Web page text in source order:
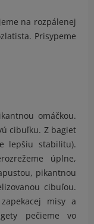
na rozpálenej
Prisypeme
omáčkou.
cibuľku. Z bagiet
lepšiu stabilitu).
úplne,
pikantnou
cibuľou.
misy a
pečieme vo